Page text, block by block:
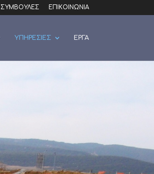
ΣΥΜΒΟΥΛΕΣ ΕΠΙΚΟΙΝΩΝΙΑ
ΥΠΗΡΕΣΙΕΣ ΕΡΓΑ